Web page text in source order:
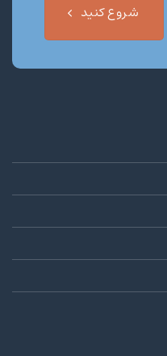
شروع کنید